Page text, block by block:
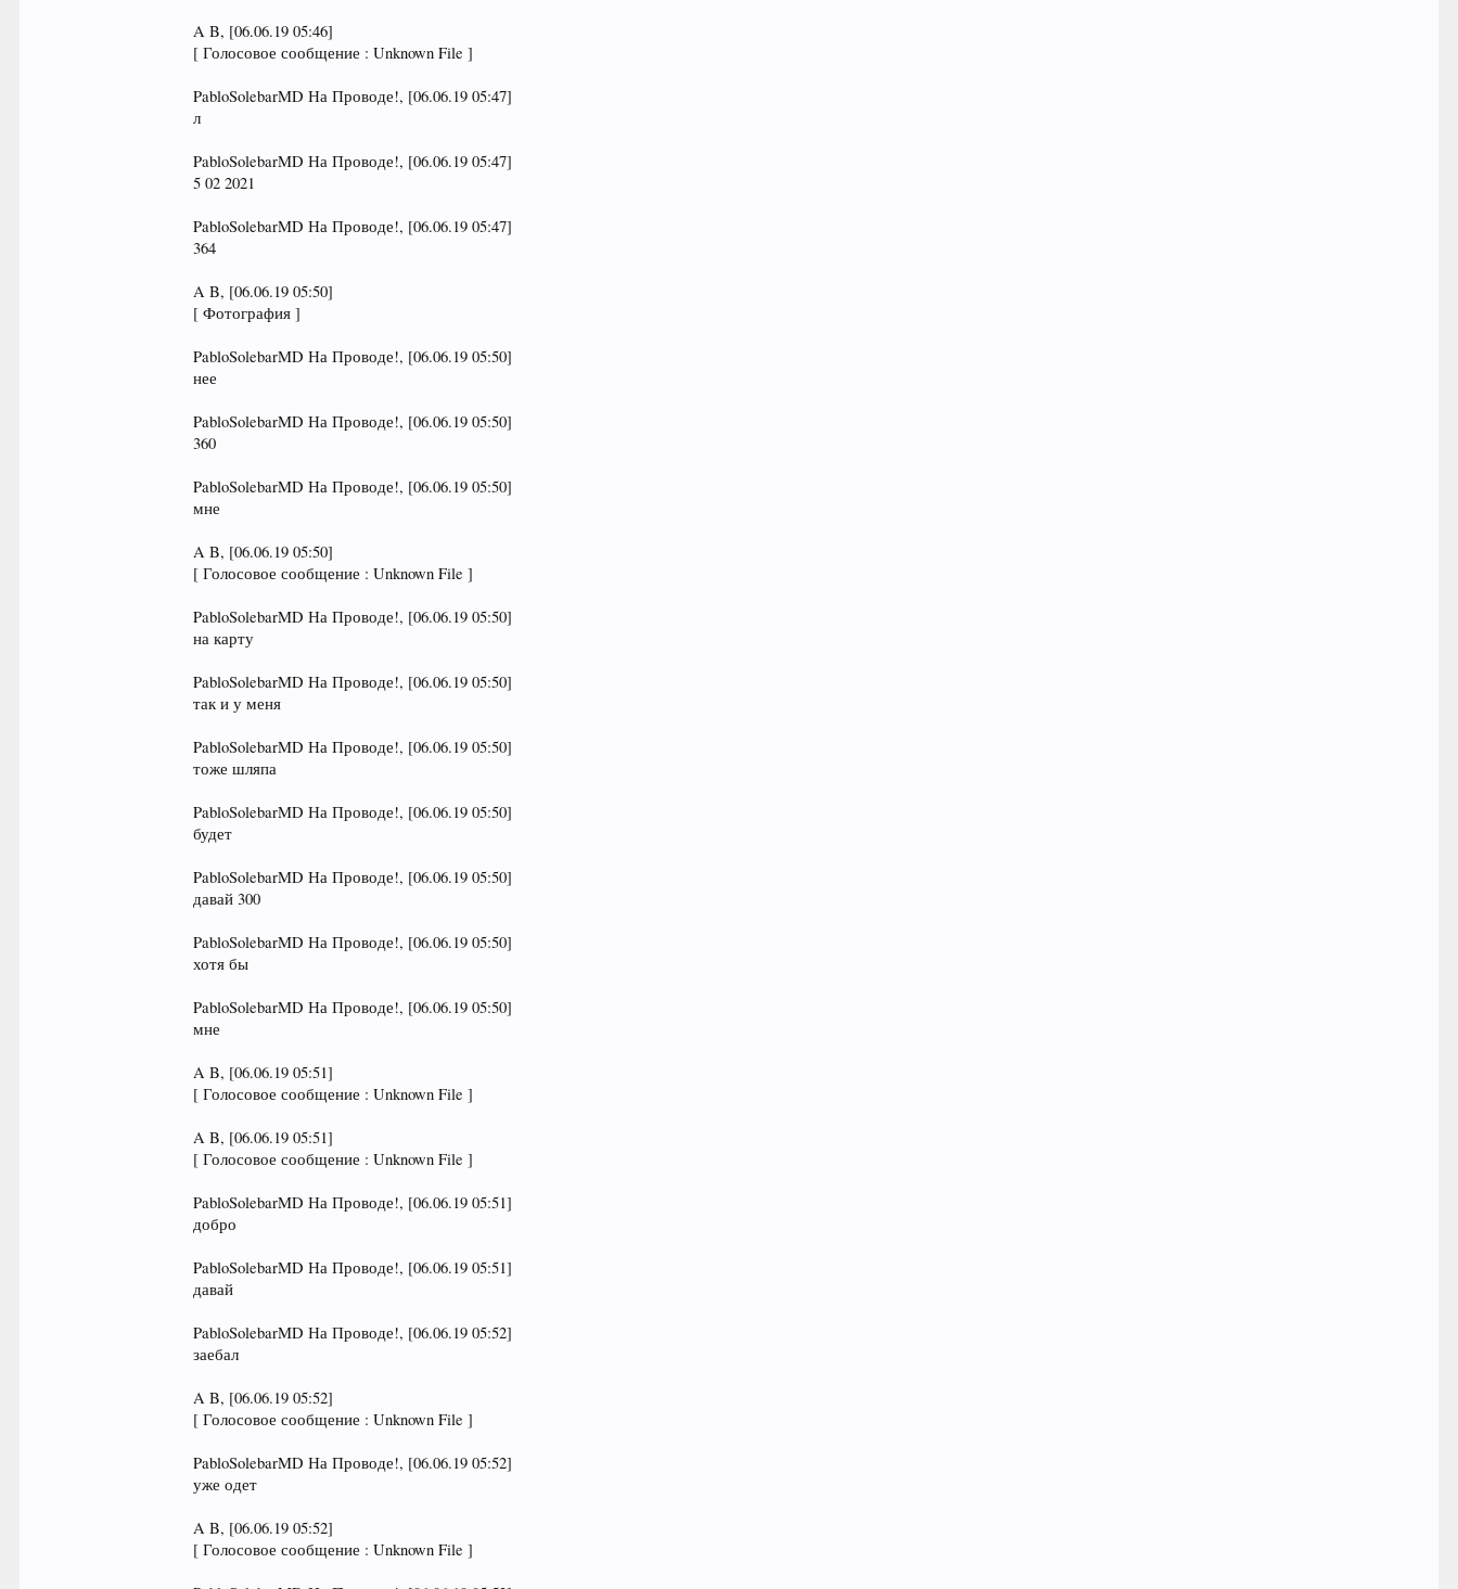
A B, [06.06.19 05:46]
[ Голосовое сообщение : Unknown File ]
PabloSolebarMD На Проводе!, [06.06.19 05:47]
л
PabloSolebarMD На Проводе!, [06.06.19 05:47]
5 02 2021
PabloSolebarMD На Проводе!, [06.06.19 05:47]
364
A B, [06.06.19 05:50]
[ Фотография ]
PabloSolebarMD На Проводе!, [06.06.19 05:50]
нее
PabloSolebarMD На Проводе!, [06.06.19 05:50]
360
PabloSolebarMD На Проводе!, [06.06.19 05:50]
мне
A B, [06.06.19 05:50]
[ Голосовое сообщение : Unknown File ]
PabloSolebarMD На Проводе!, [06.06.19 05:50]
на карту
PabloSolebarMD На Проводе!, [06.06.19 05:50]
так и у меня
PabloSolebarMD На Проводе!, [06.06.19 05:50]
тоже шляпа
PabloSolebarMD На Проводе!, [06.06.19 05:50]
будет
PabloSolebarMD На Проводе!, [06.06.19 05:50]
давай 300
PabloSolebarMD На Проводе!, [06.06.19 05:50]
хотя бы
PabloSolebarMD На Проводе!, [06.06.19 05:50]
мне
A B, [06.06.19 05:51]
[ Голосовое сообщение : Unknown File ]
A B, [06.06.19 05:51]
[ Голосовое сообщение : Unknown File ]
PabloSolebarMD На Проводе!, [06.06.19 05:51]
добро
PabloSolebarMD На Проводе!, [06.06.19 05:51]
давай
PabloSolebarMD На Проводе!, [06.06.19 05:52]
заебал
A B, [06.06.19 05:52]
[ Голосовое сообщение : Unknown File ]
PabloSolebarMD На Проводе!, [06.06.19 05:52]
уже одет
A B, [06.06.19 05:52]
[ Голосовое сообщение : Unknown File ]